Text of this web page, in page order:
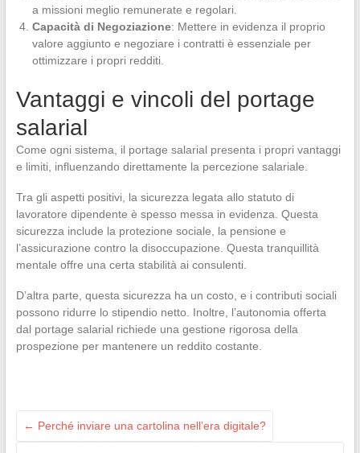
a missioni meglio remunerate e regolari.
Capacità di Negoziazione: Mettere in evidenza il proprio
valore aggiunto e negoziare i contratti è essenziale per
ottimizzare i propri redditi.
Vantaggi e vincoli del portage
salarial
Come ogni sistema, il portage salarial presenta i propri vantaggi
e limiti, influenzando direttamente la percezione salariale.
Tra gli aspetti positivi, la sicurezza legata allo statuto di
lavoratore dipendente è spesso messa in evidenza. Questa
sicurezza include la protezione sociale, la pensione e
l’assicurazione contro la disoccupazione. Questa tranquillità
mentale offre una certa stabilità ai consulenti.
D’altra parte, questa sicurezza ha un costo, e i contributi sociali
possono ridurre lo stipendio netto. Inoltre, l’autonomia offerta
dal portage salarial richiede una gestione rigorosa della
prospezione per mantenere un reddito costante.
← Perché inviare una cartolina nell’era digitale?